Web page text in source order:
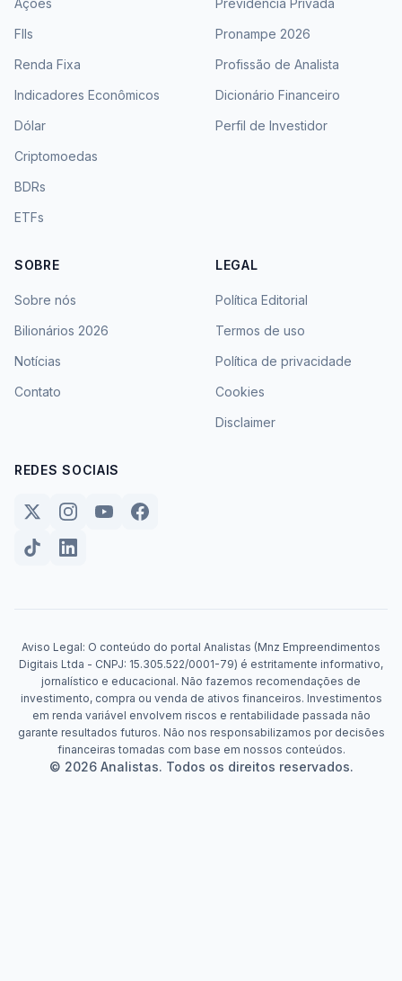
Ações
FIIs
Renda Fixa
Indicadores Econômicos
Dólar
Criptomoedas
BDRs
ETFs
Previdência Privada
Pronampe 2026
Profissão de Analista
Dicionário Financeiro
Perfil de Investidor
SOBRE
Sobre nós
Bilionários 2026
Notícias
Contato
LEGAL
Política Editorial
Termos de uso
Política de privacidade
Cookies
Disclaimer
REDES SOCIAIS
Aviso Legal: O conteúdo do portal Analistas (Mnz Empreendimentos
Digitais Ltda - CNPJ: 15.305.522/0001-79) é estritamente informativo,
jornalístico e educacional. Não fazemos recomendações de
investimento, compra ou venda de ativos financeiros. Investimentos
em renda variável envolvem riscos e rentabilidade passada não
garante resultados futuros. Não nos responsabilizamos por decisões
financeiras tomadas com base em nossos conteúdos.
© 2026 Analistas. Todos os direitos reservados.